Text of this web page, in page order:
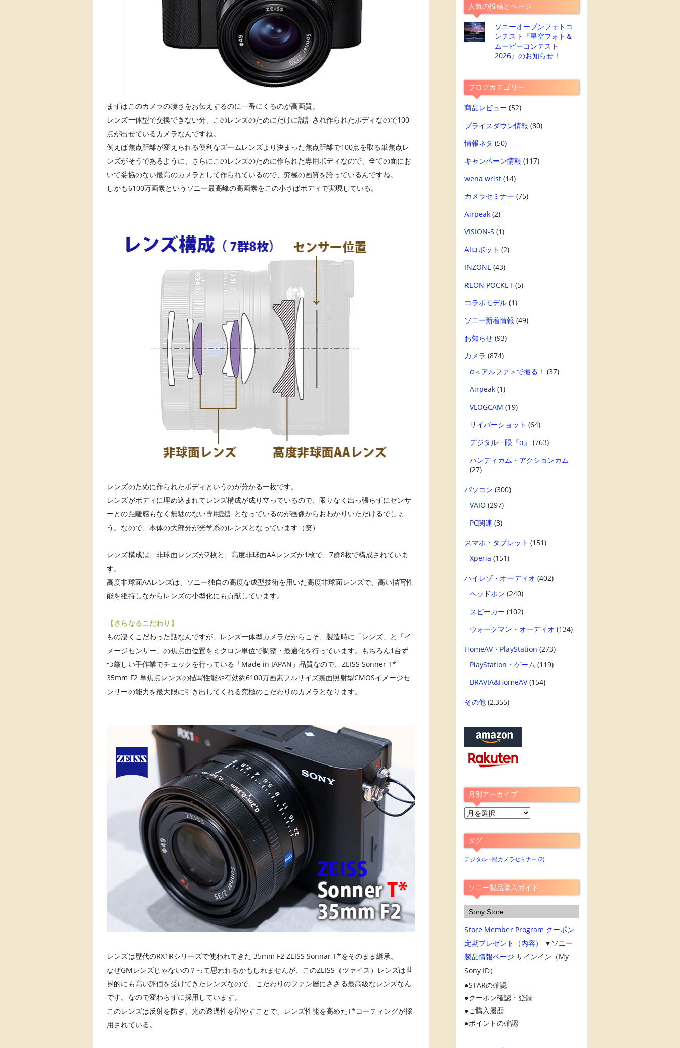
まずはこのカメラの凄さをお伝えするのに一番にくるのが高画質。
レンズ一体型で交換できない分、このレンズのためにだけに設計され作られたボディなので100
点が出せているカメラなんですね。
例えば焦点距離が変えられる便利なズームレンズより決まった焦点距離で100点を取る単焦点レ
ンズがそうであるように、さらにこのレンズのために作られた専用ボディなので、全ての面にお
いて妥協のない最高のカメラとして作られているので、究極の画質を誇っているんですね。
しかも6100万画素というソニー最高峰の高画素をこの小さばボディで実現している。
レンズのために作られたボディというのが分かる一枚です。
レンズがボディに埋め込まれてレンズ構成が成り立っているので、限りなく出っ張らずにセンサ
ーとの距離感もなく無駄のない専用設計となっているのが画像からおわかりいただけるでしょ
う。なので、本体の大部分が光学系のレンズとなっています（笑）
レンズ構成は、非球面レンズが2枚と、高度非球面AAレンズが1枚で、7群8枚で構成されていま
す。
高度非球面AAレンズは、ソニー独自の高度な成型技術を用いた高度非球面レンズで、高い描写性
能を維持しながらレンズの小型化にも貢献しています。
【さらなるこだわり】
もの凄くこだわった話なんですが、レンズ一体型カメラだからこそ、製造時に「レンズ」と「イ
メージセンサー」の焦点面位置をミクロン単位で調整・最適化を行っています。もちろん1台ず
つ厳しい手作業でチェックを行っている「Made in JAPAN」品質なので、ZEISS Sonner T*
35mm F2 単焦点レンズの描写性能や有効約6100万画素フルサイズ裏面照射型CMOSイメージセ
ンサーの能力を最大限に引き出してくれる究極のこだわりのカメラとなります。
レンズは歴代のRX1Rシリーズで使われてきた 35mm F2 ZEISS Sonnar T*をそのまま継承。
なぜGMレンズじゃないの？って思われるかもしれませんが、このZEISS（ツァイス）レンズは世
界的にも高い評価を受けてきたレンズなので、こだわりのファン層にささる最高級なレンズなん
です。なので変わらずに採用しています。
このレンズは反射を防ぎ、光の透過性を増やすことで、レンズ性能を高めたT*コーティングが採
用されている。
人気の投稿とページ
ソニーオープンフォトコ
ンテスト『星空フォト＆
ムービーコンテスト
2026』のお知らせ！
ブログカテゴリー
商品レビュー (52)
プライスダウン情報 (80)
情報ネタ (50)
キャンペーン情報 (117)
wena wrist(14)
カメラセミナー (75)
Airpeak(2)
VISION-S (1)
AIロボット (2)
INZONE (43)
REON POCKET(5)
コラボモデル(1)
ソニー新着情報 (49)
お知らせ(93)
カメラ (874)
α＜アルファ＞で撮る！ (37)
Airpeak(1)
VLOGCAM (19)
サイバーショット (64)
デジタル一眼『α』
(763)
ハンディカム・アクションカム
(27)
パソコン (300)
VAIO (297)
PC関連 (3)
スマホ・タブレット (151)
Xperia (151)
ハイレゾ・オーディオ (402)
ヘッドホン (240)
スピーカー (102)
ウォークマン・オーディオ (134)
HomeAV・PlayStation (273)
PlayStation・ゲーム (119)
BRAVIA&HomeAV(154)
その他(2,355)
月別アーカイブ
月
ア
ー
カ
ブ
タグ
デジタル一眼カメラセミナー (2)
ソニー製品購入ガイド
Sony Store
Store Member Program クーポン
定期プレゼント（内容）
▼ ソニー
製品情報ページ サインイン（My
Sony ID）
STARの確認
クーポン確認・登録
ご購入履歴
ポイントの確認